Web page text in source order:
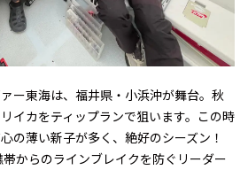
ー東海は、福井県・小浜沖が舞台。秋
イカをティップランで狙います。この時
の薄い新子が多く、絶好のシーズン！
からのラインブレイクを防ぐリーダー